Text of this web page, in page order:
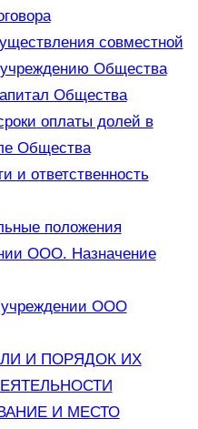
совместной
учреждению Общества
Общества
оплаты долей в
Общества
и ответственность
положения
ООО. Назначение
ООО
И ПОРЯДОК ИХ
И МЕСТО